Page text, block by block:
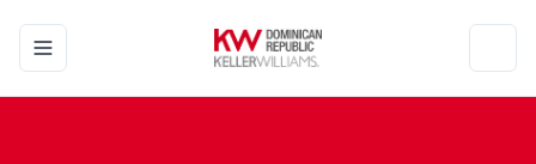
Toggle navigation menu